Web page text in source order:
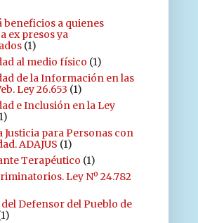
beneficios a quienes
ex presos ya
(1)
al medio físico (1)
de la Información en las
Ley 26.653 (1)
e Inclusión en la Ley
Justicia para Personas con
ADAJUS (1)
Terapéutico (1)
Ley Nº 24.782
Defensor del Pueblo de